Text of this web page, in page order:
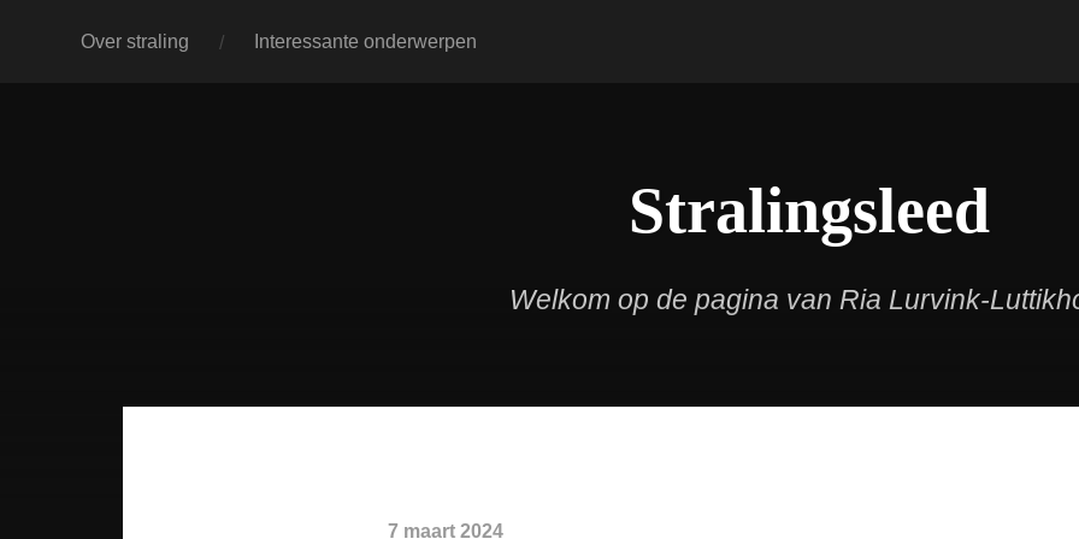
Over straling Interessante onderwerpen
Stralingsleed
Welkom op de pagina van Ria Lurvink-
7 maart 2024